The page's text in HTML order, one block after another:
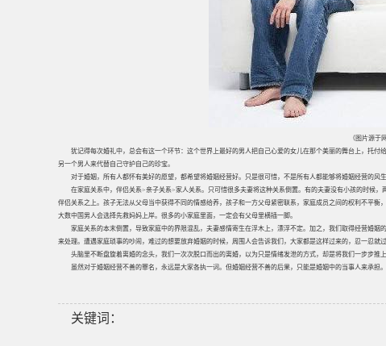
（图片源于
犹记得每次婚礼中，总会有这一个环节：这个世界上最好的男人把自己心爱的女儿在那个美丽的舞台上，托
另一个男人来代替自己守护自己的珍宝。
对于婚姻，所有人都怀有美好的愿望，都希望将婚姻经营好。只是很可惜，不是所有人都能够将婚姻经营的风
在家庭关系中，伴侣关系>亲子关系>家人关系。只可惜很多夫妻将这种关系倒置。有的夫妻没有小孩的时候
伴侣关系之上。孩子无法从父母当中获得不同的情感给养，孩子和一方父母紧密联系，家庭成员之间的权利不平
大数中国男人会选择先救妈妈上岸。很多的小家庭里面，一定会有父母里横插一脚。
家庭关系的本末倒置，导致家庭中的界限混乱，夫妻感情寄生在浮木上，漂浮不定。加之，我们取得经营婚
来处理。遭遇家庭琐事的吵闹，难过的想要放弃婚姻的时候，周围人会告诉我们，大家都是这样过来的，忍一忍
头脑里不断盘旋着离婚的念头，我们一次次脱口而出的离婚，以为只是情绪发泄的方式，却是将我们一步步推
虽然对于婚姻经营不善的罪名，永远是大家各执一词。但婚姻经营不善的后果，只能是婚姻中的当事人来承担。
关键词：